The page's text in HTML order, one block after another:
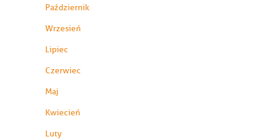
Październik
Wrzesień
Lipiec
Czerwiec
Maj
Kwiecień
Luty